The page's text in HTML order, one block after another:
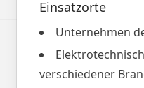
Einsatzorte
Unternehmen
verschiedener